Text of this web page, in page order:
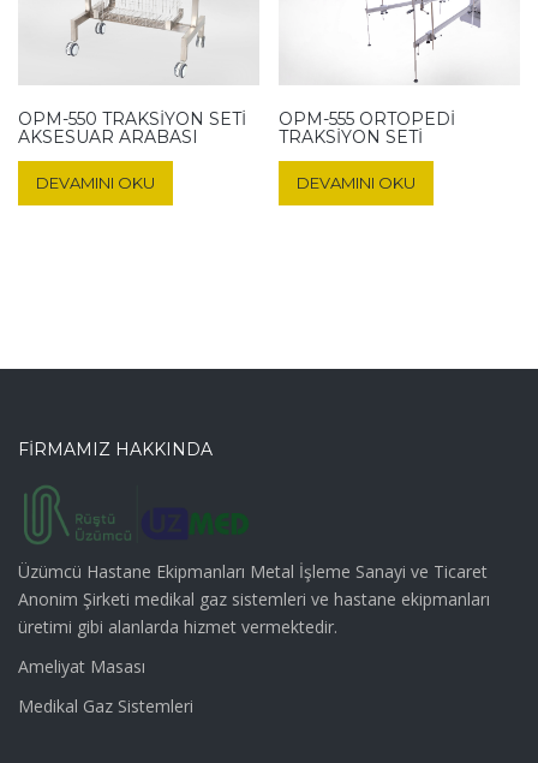
OPM-550 TRAKSIYON SETI
AKSESUAR ARABASI
DEVAMINI OKU
OPM-555 ORTOPEDI
TRAKSIYON SETI
DEVAMINI OKU
FİRMAMIZ HAKKINDA
Üzümcü Hastane Ekipmanları Metal İşleme Sanayi ve Ticaret
Anonim Şirketi medikal gaz sistemleri ve hastane ekipmanları
üretimi gibi alanlarda hizmet vermektedir.
Ameliyat Masası
Medikal Gaz Sistemleri